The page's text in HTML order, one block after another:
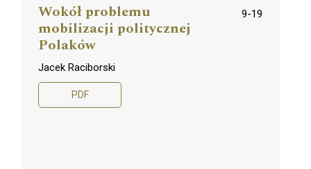
Wokół problemu
mobilizacji politycznej
Polaków
9-19
Jacek Raciborski
PDF